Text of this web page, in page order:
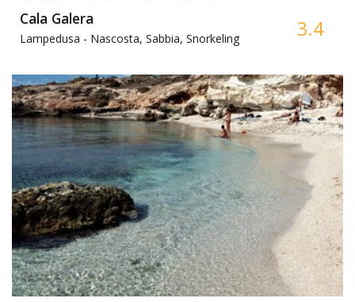
Cala Galera
Lampedusa - Nascosta, Sabbia, Snorkeling 3.4